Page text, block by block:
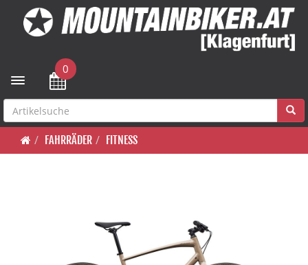
Toggle navigation
0
FAHRRÄDER FITNESS